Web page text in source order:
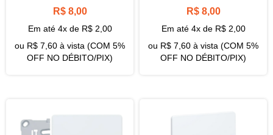
R$8,00
Em até 4x de R$2,00
ou R$ 7,60 à vista (COM 5%
OFF NO DÉBITO/PIX)
R$8,00
Em até 4x de R$2,00
ou R$ 7,60 à vista (COM 5%
OFF NO DÉBITO/PIX)